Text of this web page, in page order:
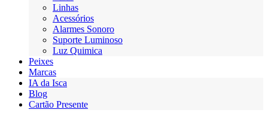
Linhas
Acessórios
Alarmes Sonoro
Suporte Luminoso
Luz Quimica
Peixes
Marcas
IA da Isca
Blog
Cartão Presente